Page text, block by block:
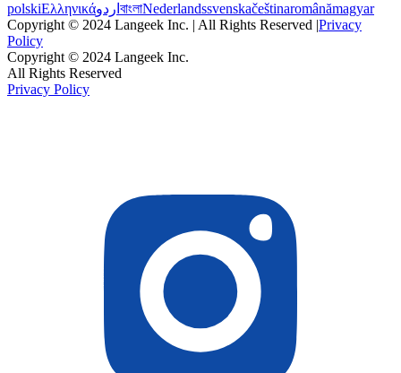
polskiΕλληνικάاردو বাংলাNederlandssvenskačeštinaromânămagyar
Copyright © 2024 Langeek Inc. | All Rights Reserved |Privacy
Policy
Copyright © 2024 Langeek Inc.
All Rights Reserved
Privacy Policy